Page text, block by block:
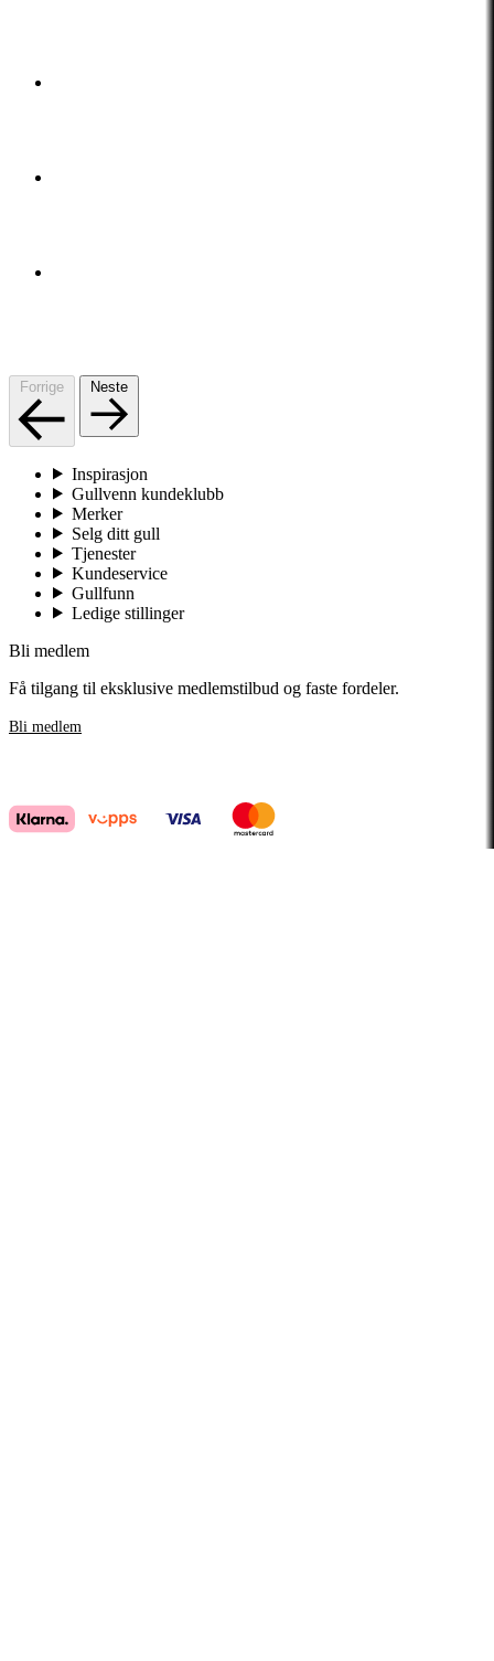
Forrige Neste
Inspirasjon
Gullvenn kundeklubb
Merker
Selg ditt gull
Tjenester
Kundeservice
Gullfunn
Ledige stillinger
Bli medlem
Få tilgang til eksklusive medlemstilbud og faste fordeler.
Bli medlem